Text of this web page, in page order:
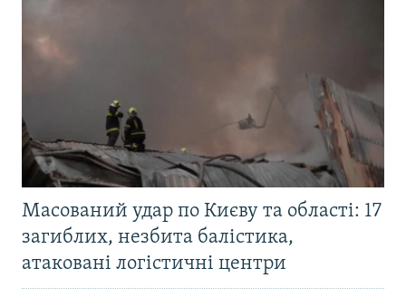
Масований удар по Києву та області: 17
загиблих, незбита балістика,
атаковані логістичні центри